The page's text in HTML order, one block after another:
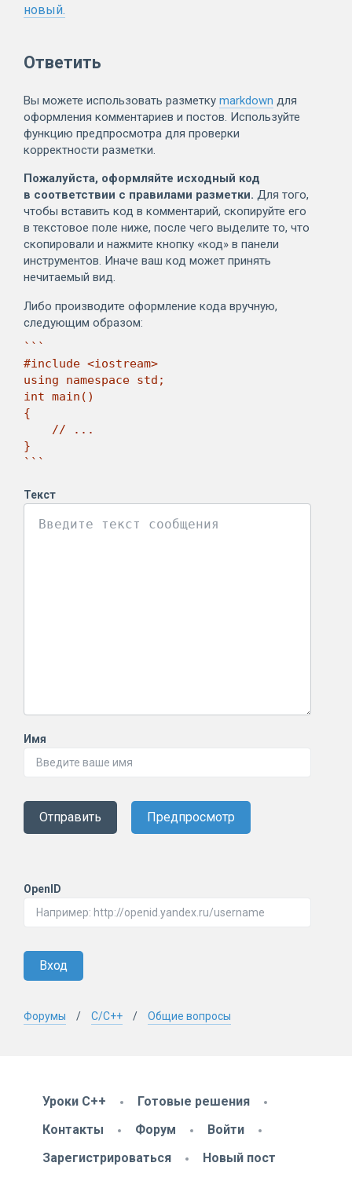
новый.
Ответить
Вы можете использовать разметку markdown для
оформления комментариев и постов. Используйте
функцию предпросмотра для проверки
корректности разметки.
Пожалуйста, оформляйте исходный код
в соответствии с правилами разметки. Для того,
чтобы вставить код в комментарий, скопируйте его
в текстовое поле ниже, после чего выделите то, что
скопировали и нажмите кнопку «код» в панели
инструментов. Иначе ваш код может принять
нечитаемый вид.
Либо производите оформление кода вручную,
следующим образом:
```
#include <iostream>
using namespace std;
int main()
{
}
```
Текст
Имя
Отправить Предпросмотр
OpenID
Вход
Форумы C/C++ Общие вопросы
Уроки C++
Готовые решения
Контакты
Форум
Войти
Зарегистрироваться
Новый пост